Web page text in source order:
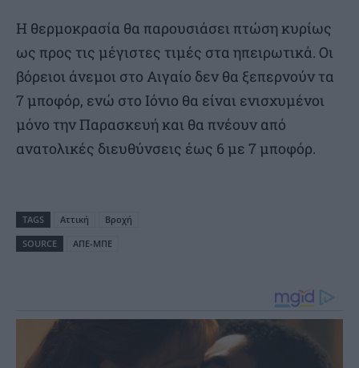
Η θερμοκρασία θα παρουσιάσει πτώση κυρίως
ως προς τις μέγιστες τιμές στα ηπειρωτικά. Οι
βόρειοι άνεμοι στο Αιγαίο δεν θα ξεπερνούν τα
7 μποφόρ, ενώ στο Ιόνιο θα είναι ενισχυμένοι
μόνο την Παρασκευή και θα πνέουν από
ανατολικές διευθύνσεις έως 6 με 7 μποφόρ.
TAGS Αττική
Βροχή
SOURCE
ΑΠΕ-ΜΠΕ